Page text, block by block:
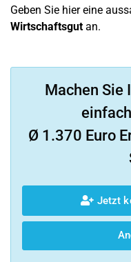
Geben Sie hier eine
Wirtschaftsgutan.
Machen Sie
Ø 1.370 Euro
Jetzt